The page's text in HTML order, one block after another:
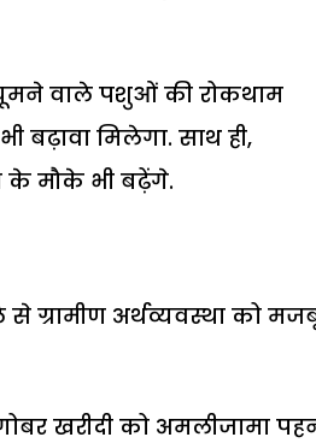
वाले पशुओं की रोकथाम
बढ़ावा मिलेगा. साथ ही,
के मौके भी बढ़ेंगे.
अर्थव्यवस्था को
खरीदी को अमलीजामा